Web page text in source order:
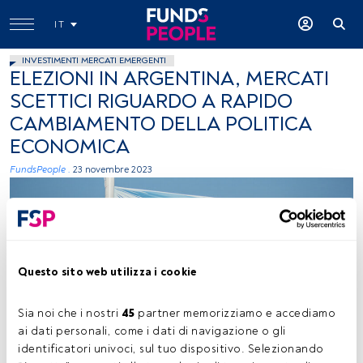
Questo sito web utilizza i cookie
Sia noi che i nostri 45 partner memorizziamo e accediamo
ai dati personali, come i dati di navigazione o gli
identificatori univoci, sul tuo dispositivo. Selezionando
IT
INVESTIMENTI MERCATI EMERGENTI
ELEZIONI IN ARGENTINA, MERCATI
SCETTICI RIGUARDO A RAPIDO
CAMBIAMENTO DELLA POLITICA
ECONOMICA
FundsPeople . 23 novembre 2023
Angelica Reyes, immagine concessa (Unsplash)